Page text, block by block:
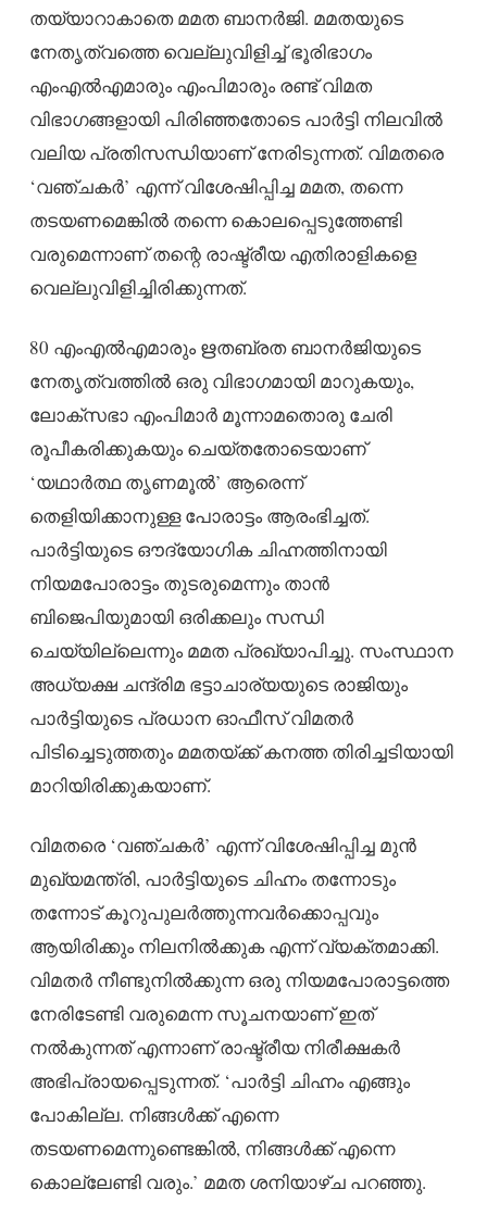
തയ്യാറാകാതെ മമത ബാനർജി. മമതയുടെ
നേതൃത്വത്തെ വെല്ലുവിളിച്ച് ഭൂരിഭാഗം
എംഎൽഎമാരും എംപിമാരും രണ്ട് വിമത
വിഭാഗങ്ങളായി പിരിഞ്ഞതോടെ പാർട്ടി നിലവിൽ
വലിയ പ്രതിസന്ധിയാണ് നേരിടുന്നത്. വിമതരെ
‘വഞ്ചകർ’ എന്ന് വിശേഷിപ്പിച്ച മമത, തന്നെ
തടയണമെങ്കിൽ തന്നെ കൊലപ്പെടുത്തേണ്ടി
വരുമെന്നാണ് തന്റെ രാഷ്ട്രീയ എതിരാളികളെ
വെല്ലുവിളിച്ചിരിക്കുന്നത്.
80 എംഎൽഎമാരും ഋതബ്രത ബാനർജിയുടെ
നേതൃത്വത്തിൽ ഒരു വിഭാഗമായി മാറുകയും,
ലോക്സഭാ എംപിമാർ മൂന്നാമതൊരു ചേരി
രൂപീകരിക്കുകയും ചെയ്തതോടെയാണ്
‘യഥാർത്ഥ തൃണമൂൽ’ ആരെന്ന്
തെളിയിക്കാനുള്ള പോരാട്ടം ആരംഭിച്ചത്.
പാർട്ടിയുടെ ഔദ്യോഗിക ചിഹ്നത്തിനായി
നിയമപോരാട്ടം തുടരുമെന്നും താൻ
ബിജെപിയുമായി ഒരിക്കലും സന്ധി
ചെയ്യില്ലെന്നും മമത പ്രഖ്യാപിച്ചു. സംസ്ഥാന
അധ്യക്ഷ ചന്ദ്രിമ ഭട്ടാചാര്യയുടെ രാജിയും
പാർട്ടിയുടെ പ്രധാന ഓഫീസ് വിമതർ
പിടിച്ചെടുത്തതും മമതയ്ക്ക് കനത്ത തിരിച്ചടിയായി
മാറിയിരിക്കുകയാണ്.
വിമതരെ ‘വഞ്ചകർ’ എന്ന് വിശേഷിപ്പിച്ച മുൻ
മുഖ്യമന്ത്രി, പാർട്ടിയുടെ ചിഹ്നം തന്നോടും
തന്നോട് കൂറുപുലർത്തുന്നവർക്കൊപ്പവും
ആയിരിക്കും നിലനിൽക്കുക എന്ന് വ്യക്തമാക്കി.
വിമതർ നീണ്ടുനിൽക്കുന്ന ഒരു നിയമപോരാട്ടത്തെ
നേരിടേണ്ടി വരുമെന്ന സൂചനയാണ് ഇത്
നൽകുന്നത് എന്നാണ് രാഷ്ട്രീയ നിരീക്ഷകർ
അഭിപ്രായപ്പെടുന്നത്. ‘പാർട്ടി ചിഹ്നം എങ്ങും
പോകില്ല. നിങ്ങൾക്ക് എന്നെ
തടയണമെന്നുണ്ടെങ്കിൽ, നിങ്ങൾക്ക് എന്നെ
കൊല്ലേണ്ടി വരും.’ മമത ശനിയാഴ്ച പറഞ്ഞു.